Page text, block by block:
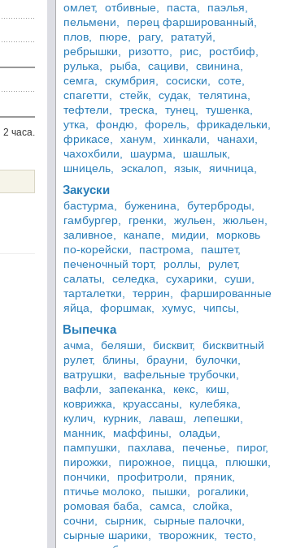
2 часа.
омлет,
отбивные, паста,
паэлья,
пельмени,
перец фаршированный,
плов,
пюре, рагу,
рататуй,
ребрышки,
ризотто, рис,
ростбиф,
рулька,
рыба, сациви,
свинина,
семга,
скумбрия, сосиски,
соте,
спагетти,
стейк, судак,
телятина,
тефтели,
треска, тунец,
тушенка,
утка,
фондю, форель,
фрикадельки,
фрикасе,
ханум, хинкали,
чанахи,
чахохбили,
шаурма,
шашлык,
шницель,
эскалоп, язык, яичница,
Закуски
бастурма, буженина,
бутерброды,
гамбургер,
гренки, жульен,
жюльен,
заливное,
канапе, мидии,
морковь
по-корейски,
пастрома,
паштет,
печеночный торт,
роллы,
рулет,
салаты,
селедка, сухарики,
суши,
тарталетки,
террин,
фаршированные
яйца,
форшмак, хумус, чипсы,
Выпечка
ачма, беляши, бисквит,
бисквитный
рулет,
блины, брауни,
булочки,
ватрушки,
вафельные трубочки,
вафли,
запеканка, кекс,
киш,
коврижка,
круассаны,
кулебяка,
кулич,
курник, лаваш,
лепешки,
манник,
маффины,
оладьи,
пампушки,
пахлава, печенье,
пирог,
пирожки,
пирожное, пицца,
плюшки,
пончики,
профитроли,
пряник,
птичье молоко,
пышки,
рогалики,
ромовая баба,
самса,
слойка,
сочни,
сырник,
сырные палочки,
сырные шарики,
творожник,
тесто,